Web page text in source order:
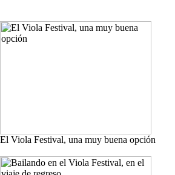
El Viola Festival, una muy buena opción